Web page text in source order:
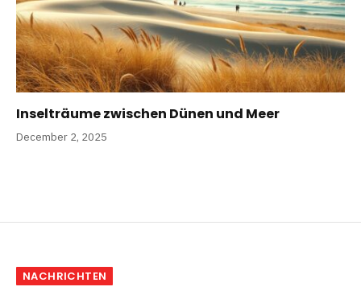
Inselträume zwischen Dünen und Meer
December 2, 2025
NACHRICHTEN